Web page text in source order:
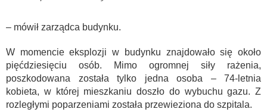
– mówił zarządca budynku.
W momencie eksplozji w budynku znajdowało się około
pięćdziesięciu osób. Mimo ogromnej siły rażenia,
poszkodowana została tylko jedna osoba – 74-letnia
kobieta, w której mieszkaniu doszło do wybuchu gazu. Z
rozległymi poparzeniami została przewieziona do szpitala.